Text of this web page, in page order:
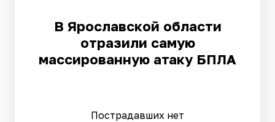
В Ярославской области
отразили самую
массированную атаку БПЛА
Пострадавших нет